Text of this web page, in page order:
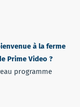
à la ferme
Prime Video ?
programme